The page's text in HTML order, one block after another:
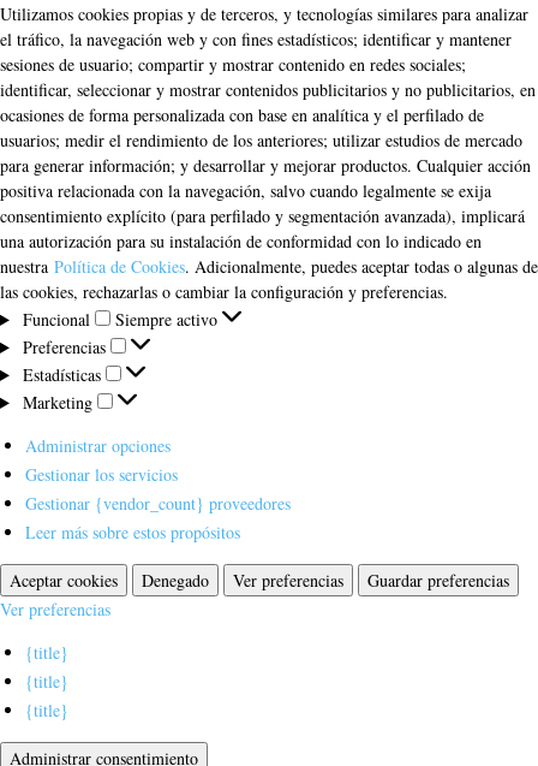
Utilizamos cookies propias y de terceros, y tecnologías similares para analizar
el tráfico, la navegación web y con fines estadísticos; identificar y mantener
sesiones de usuario; compartir y mostrar contenido en redes sociales;
identificar, seleccionar y mostrar contenidos publicitarios y no publicitarios, en
ocasiones de forma personalizada con base en analítica y el perfilado de
usuarios; medir el rendimiento de los anteriores; utilizar estudios de mercado
para generar información; y desarrollar y mejorar productos. Cualquier acción
positiva relacionada con la navegación, salvo cuando legalmente se exija
consentimiento explícito (para perfilado y segmentación avanzada), implicará
una autorización para su instalación de conformidad con lo indicado en
nuestra Política de Cookies. Adicionalmente, puedes aceptar todas o algunas de
las cookies, rechazarlas o cambiar la configuración y preferencias.
Funcional
Funcional
Siempre activo
Preferencias
Preferencias
Estadísticas
Estadísticas
Marketing
Marketing
Administrar opciones
Gestionar los servicios
Gestionar {vendor_count} proveedores
Leer más sobre estos propósitos
Aceptar cookies Denegado Ver preferencias
Guardar preferencias
Ver preferencias
{title}
{title}
{title}
Administrar consentimiento